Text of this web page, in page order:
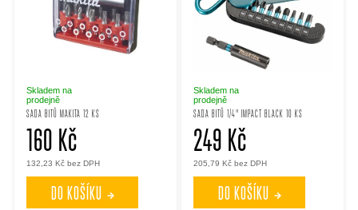
p
r
o
SADA BITŮ MAKITA 12 KS
Skladem na
prodejně
132,23 Kč bez DPH
160 Kč
DO KOŠÍKU
SADA BITŮ 1/4" IMPACT BLACK 10 KS
Skladem na
prodejně
205,79 Kč bez DPH
249 Kč
DO KOŠÍKU